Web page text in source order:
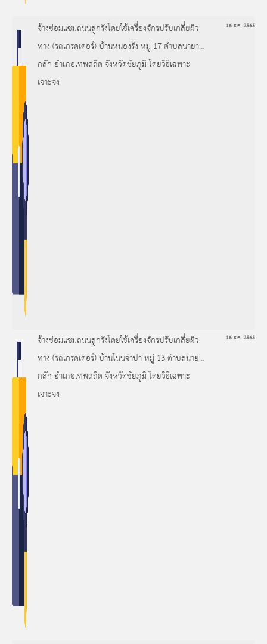
จ้างซ่อมแซมถนนลูกรังโดยใช้เครื่องจักรปรับเกลี่ยผิว
ทาง (รถเกรดเดอร์) บ้านหนองรัง หมู่ 17 ตำบลนายาง
กลัก อำเภอเทพสถิต จังหวัดชัยภูมิ โดยวิธีเฉพาะ
เจาะจง
16 ธ.ค. 2565
จ้างซ่อมแซมถนนลูกรังโดยใช้เครื่องจักรปรับเกลี่ยผิว
ทาง (รถเกรดเดอร์) บ้านโนนจำปา หมู่ 13 ตำบลนายาง
กลัก อำเภอเทพสถิต จังหวัดชัยภูมิ โดยวิธีเฉพาะ
เจาะจง
16 ธ.ค. 2565